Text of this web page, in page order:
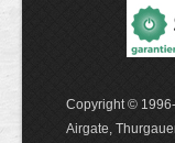
Copyright ©
Airgate,